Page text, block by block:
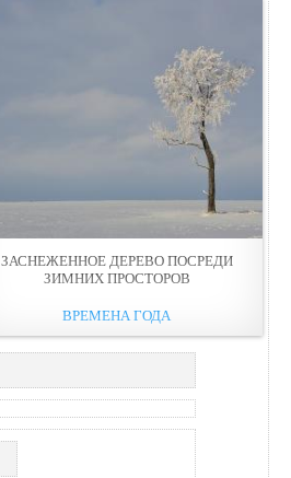
ЗАСНЕЖЕННОЕ ДЕРЕВО ПОСРЕДИ
ЗИМНИХ ПРОСТОРОВ
ВРЕМЕНА ГОДА